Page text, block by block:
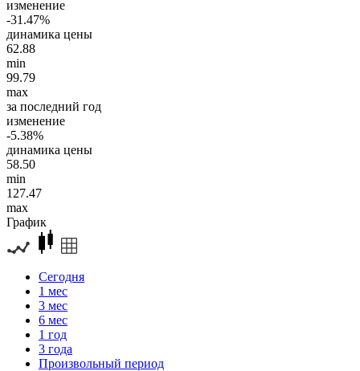
изменение
-31.47%
динамика цены
62.88
min
99.79
max
за последний год
изменение
-5.38%
динамика цены
58.50
min
127.47
max
График
Сегодня
1 мес
3 мес
6 мес
1 год
3 года
Произвольный период